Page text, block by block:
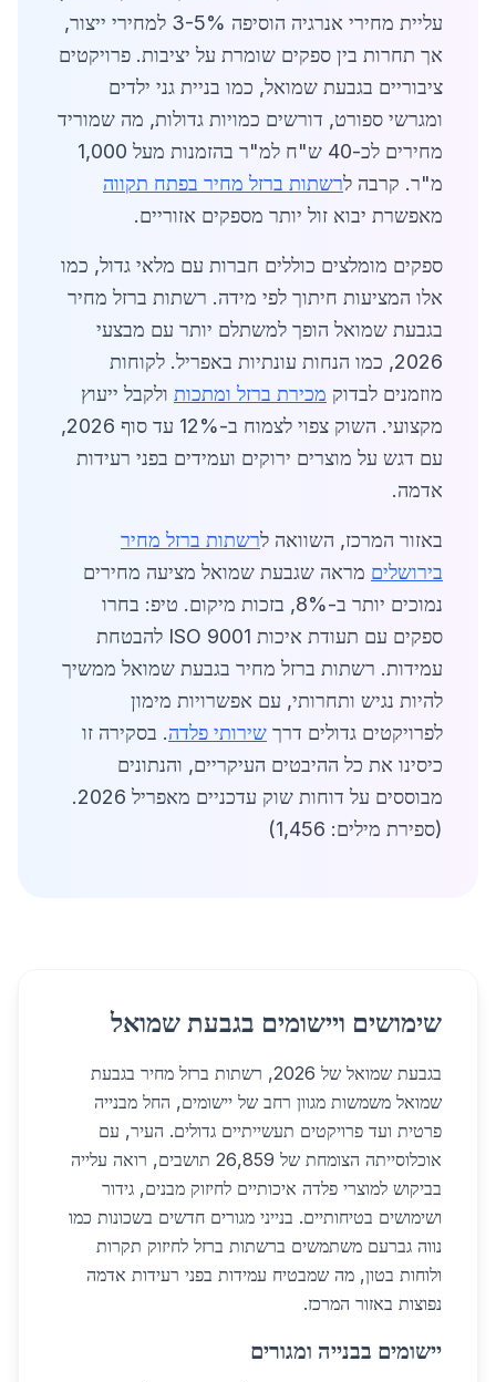
עליית מחירי אנרגיה הוסיפה 3-5% למחירי ייצור,
אך תחרות בין ספקים שומרת על יציבות. פרויקטים
ציבוריים בגבעת שמואל, כמו בניית גני ילדים
ומגרשי ספורט, דורשים כמויות גדולות, מה שמוריד
מחירים לכ-40 ש"ח למ"ר בהזמנות מעל 1,000
מ"ר. קרבה לרשתות ברזל מחיר בפתח תקווה
מאפשרת יבוא זול יותר מספקים אזוריים.
ספקים מומלצים כוללים חברות עם מלאי גדול, כמו
אלו המציעות חיתוך לפי מידה. רשתות ברזל מחיר
בגבעת שמואל הופך למשתלם יותר עם מבצעי
2026, כמו הנחות עונתיות באפריל. לקוחות
מוזמנים לבדוק מכירת ברזל ומתכות ולקבל ייעוץ
מקצועי. השוק צפוי לצמוח ב-12% עד סוף 2026,
עם דגש על מוצרים ירוקים ועמידים בפני רעידות
אדמה.
באזור המרכז, השוואה לרשתות ברזל מחיר
בירושלים מראה שגבעת שמואל מציעה מחירים
נמוכים יותר ב-8%, בזכות מיקום. טיפ: בחרו
ספקים עם תעודת איכות ISO 9001 להבטחת
עמידות. רשתות ברזל מחיר בגבעת שמואל ממשיך
להיות נגיש ותחרותי, עם אפשרויות מימון
לפרויקטים גדולים דרך שירותי פלדה. בסקירה זו
כיסינו את כל ההיבטים העיקריים, והנתונים
מבוססים על דוחות שוק עדכניים מאפריל 2026.
(ספירת מילים: 1,456)
שימושים ויישומים בגבעת שמואל
בגבעת שמואל של 2026, רשתות ברזל מחיר בגבעת
שמואל משמשות מגוון רחב של יישומים, החל מבנייה
פרטית ועד פרויקטים תעשייתיים גדולים. העיר, עם
אוכלוסייתה הצומחת של 26,859 תושבים, רואה עלייה
בביקוש למוצרי פלדה איכותיים לחיזוק מבנים, גידור
ושימושים בטיחותיים. בנייני מגורים חדשים בשכונות כמו
נווה גברעם משתמשים ברשתות ברזל לחיזוק תקרות
ולוחות בטון, מה שמבטיח עמידות בפני רעידות אדמה
נפוצות באזור המרכז.
יישומים בבנייה ומגורים